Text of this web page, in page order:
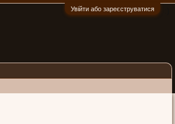
Увійти або зареєструватися